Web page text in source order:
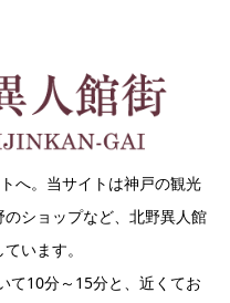
へ。当サイトは神戸の観光
ショップなど、北野異人館
います。
て10分～15分と、近くてお